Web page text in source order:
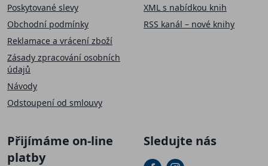
Poskytované slevy
Obchodní podmínky
Reklamace a vrácení zboží
Zásady zpracování osobních
údajů
Návody
Odstoupení od smlouvy
XML s nabídkou knih
RSS kanál – nové knihy
Přijímáme on-line
platby
Sledujte nás